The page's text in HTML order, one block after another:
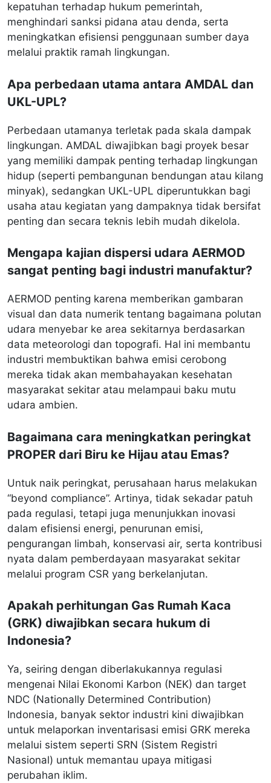
kepatuhan terhadap hukum pemerintah,
menghindari sanksi pidana atau denda, serta
meningkatkan efisiensi penggunaan sumber daya
melalui praktik ramah lingkungan.
Apa perbedaan utama antara AMDAL dan
UKL-UPL?
Perbedaan utamanya terletak pada skala dampak
lingkungan. AMDAL diwajibkan bagi proyek besar
yang memiliki dampak penting terhadap lingkungan
hidup (seperti pembangunan bendungan atau kilang
minyak), sedangkan UKL-UPL diperuntukkan bagi
usaha atau kegiatan yang dampaknya tidak bersifat
penting dan secara teknis lebih mudah dikelola.
Mengapa kajian dispersi udara AERMOD
sangat penting bagi industri manufaktur?
AERMOD penting karena memberikan gambaran
visual dan data numerik tentang bagaimana polutan
udara menyebar ke area sekitarnya berdasarkan
data meteorologi dan topografi. Hal ini membantu
industri membuktikan bahwa emisi cerobong
mereka tidak akan membahayakan kesehatan
masyarakat sekitar atau melampaui baku mutu
udara ambien.
Bagaimana cara meningkatkan peringkat
PROPER dari Biru ke Hijau atau Emas?
Untuk naik peringkat, perusahaan harus melakukan
“beyond compliance”. Artinya, tidak sekadar patuh
pada regulasi, tetapi juga menunjukkan inovasi
dalam efisiensi energi, penurunan emisi,
pengurangan limbah, konservasi air, serta kontribusi
nyata dalam pemberdayaan masyarakat sekitar
melalui program CSR yang berkelanjutan.
Apakah perhitungan Gas Rumah Kaca
(GRK) diwajibkan secara hukum di
Indonesia?
Ya, seiring dengan diberlakukannya regulasi
mengenai Nilai Ekonomi Karbon (NEK) dan target
NDC (Nationally Determined Contribution)
Indonesia, banyak sektor industri kini diwajibkan
untuk melaporkan inventarisasi emisi GRK mereka
melalui sistem seperti SRN (Sistem Registri
Nasional) untuk memantau upaya mitigasi
perubahan iklim.